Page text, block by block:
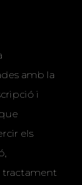
amb la
i
els
tractament